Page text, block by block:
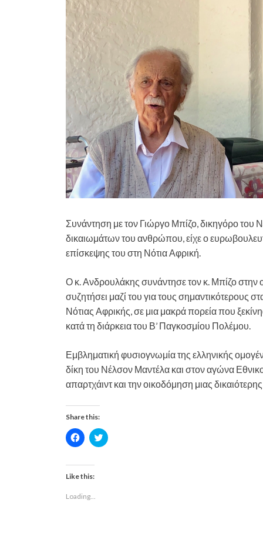
Συνάντηση με τον Γιώργο Μπίζο, δικηγόρο
δικαιωμάτων του ανθρώπου, είχε ο
επίσκεψης του στη Νότια Αφρική.
Ο κ. Ανδρουλάκης συνάντησε τον κ. Μπίζο στην
συζητήσει μαζί του για τους σημαντικότερους
Νότιας Αφρικής, σε μια μακρά πορεία που
κατά τη διάρκεια του Β’ Παγκοσμίου Πολέμου.
Εμβληματική φυσιογνωμία της ελληνικής
δίκη του Νέλσον Μαντέλα και στον αγώνα
απαρτχάιντ και την οικοδόμηση μιας
Share this:
C
l
k
t
o
h
C
l
Like this:
Loading...